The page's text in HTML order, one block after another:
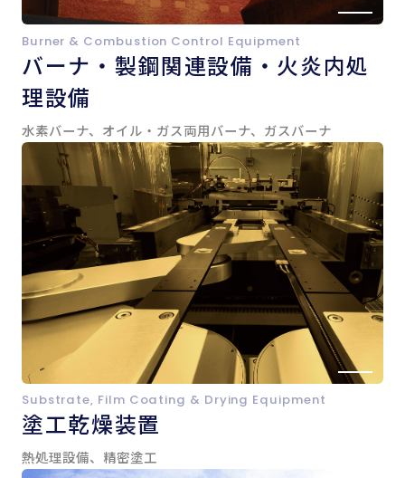
Burner & Combustion Control Equipment
バーナ・製鋼関連設備・火炎内処
理設備
水素バーナ、オイル・ガス両用バーナ、ガスバーナ
Substrate, Film Coating & Drying Equipment
塗工乾燥装置
熱処理設備、精密塗工